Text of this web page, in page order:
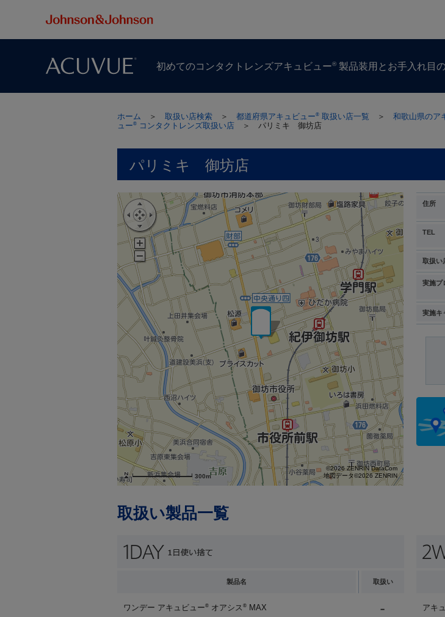
初めての​コンタクトレンズアキュビュー® 製品装用とお手入れ目
ホーム ＞ 取扱い店検索 ＞ 都道府県アキュビュー® 取扱い店一覧 ＞ 和歌山県のア
ュー® コンタクトレンズ取扱い店 ＞ パリミキ 御坊店
パリミキ 御坊店
300m
©2026 ZENRIN DataCom
地図データ©2026 ZENRIN
住所
TEL
取扱い
実施プ
実施キ
取扱い製品一覧
製品名 取扱い
ワンデー アキュビュー® オアシス ® MAX アキ